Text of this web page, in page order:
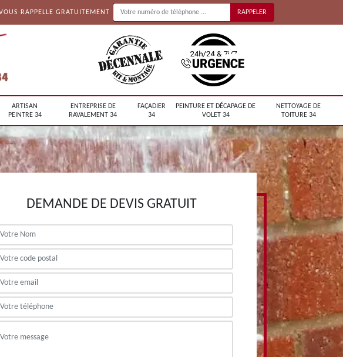
RAPPELLE GRATUITEMENT
ARTISAN
PEINTRE 34
ENTREPRISE DE
RAVALEMENT 34
FAÇADIER
34
PEINTURE ET DÉCAPAGE DE
VOLET 34
NETTOYAGE DE
TOITURE 34
DEMANDE DE DEVIS GRATUIT